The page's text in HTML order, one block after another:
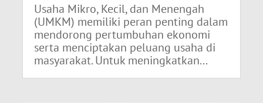
Usaha Mikro, Kecil, dan Menengah
(UMKM) memiliki peran penting dalam
mendorong pertumbuhan ekonomi
serta menciptakan peluang usaha di
masyarakat. Untuk meningkatkan...